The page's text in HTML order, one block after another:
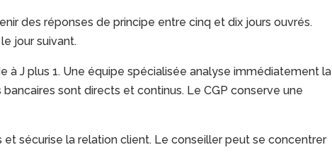
des réponses de principe entre cinq et dix jours ouvrés.
jour suivant.
à J plus 1. Une équipe spécialisée analyse immédiatement la
sont directs et continus. Le CGP conserve une
sécurise la relation client. Le conseiller peut se concentrer